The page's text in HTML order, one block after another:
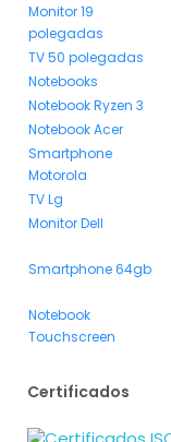
Monitor 19
polegadas
TV 50 polegadas
Notebooks
Notebook Ryzen 3
Notebook Acer
Smartphone
Motorola
TV Lg
Monitor Dell
Smartphone 64gb
Notebook
Touchscreen
Certificados